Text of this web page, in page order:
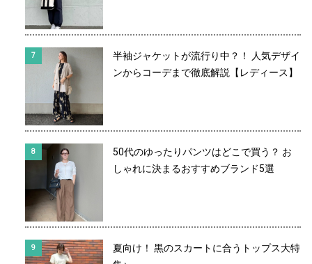
半袖ジャケットが流行り中？！ 人気デザイ
ンからコーデまで徹底解説【レディース】
50代のゆったりパンツはどこで買う？ お
しゃれに決まるおすすめブランド5選
夏向け！ 黒のスカートに合うトップス大特